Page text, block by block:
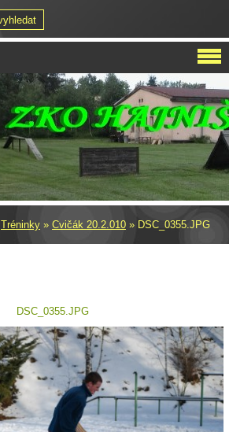
Tréninky » Cvičák 20.2.010 » DSC_0355.JPG
DSC_0355.JPG